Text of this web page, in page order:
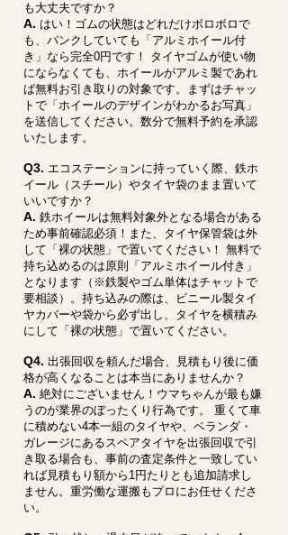
も大丈夫ですか？
A. はい！ゴムの状態はどれだけボロボロで
も、パンクしていても「アルミホイール付
き」なら完全0円です！ タイヤゴムが使い物
にならなくても、ホイールがアルミ製であれ
ば無料お引き取りの対象です。まずはチャッ
トで「ホイールのデザインがわかるお写真」
を送信してください。数分で無料予約を承認
いたします。
Q3. エコステーションに持っていく際、鉄ホ
イール（スチール）やタイヤ袋のまま置いて
いいですか？
A. 鉄ホイールは無料対象外となる場合がある
ため事前確認必須！また、タイヤ保管袋は外
して「裸の状態」で置いてください！ 無料で
持ち込めるのは原則「アルミホイール付き」
となります（※鉄製やゴム単体はチャットで
要相談）。持ち込みの際は、ビニール製タイ
ヤカバーや袋から必ず出し、タイヤを横積み
にして「裸の状態」で置いてください。
Q4. 出張回収を頼んだ場合、見積もり後に価
格が高くなることは本当にありませんか？
A. 絶対にございません！ウマちゃんが最も嫌
うのが業界のぼったくり行為です。 重くて車
に積めない4本一組のタイヤや、ベランダ・
ガレージにあるスペアタイヤを出張回収で引
き取る場合も、事前の査定条件と一致してい
れば見積もり額から1円たりとも追加請求し
ません。重労働な運搬もプロにお任せくださ
い。